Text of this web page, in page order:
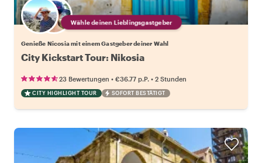
Wähle deinen Lieblingsgastgeber
Genieße Nicosia mit einem Gastgeber deiner Wahl
City Kickstart Tour: Nikosia
23 Bewertungen • €36.77 p.P. • 2 Stunden
CITY HIGHLIGHT TOUR SOFORT BESTÄTIGT